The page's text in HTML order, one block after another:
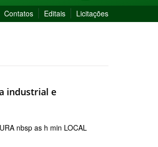
Contatos Editais Licitações
industrial e
nbsp as h min LOCAL